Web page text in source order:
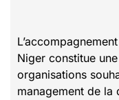
Niger constitue
organisations
management de la